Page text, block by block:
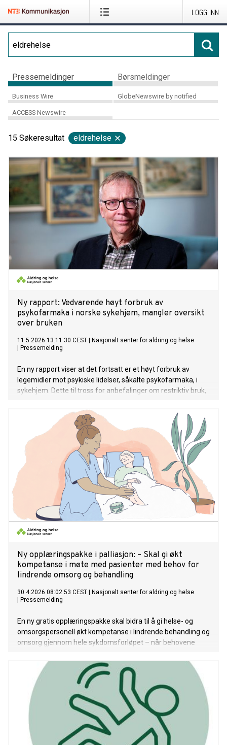
LOGG INN
Pressemeldinger Børsmeldinger
Business Wire GlobeNewswire by notified
ACCESS Newswire
15 Søkeresultat eldrehelse
Ny rapport: Vedvarende høyt forbruk av
psykofarmaka i norske sykehjem, mangler oversikt
over bruken
11.5.2026 13:11:30 CEST
Nasjonalt senter for aldring og helse
Pressemelding
En ny rapport viser at det fortsatt er et høyt forbruk av
legemidler mot psykiske lidelser, såkalte psykofarmaka, i
sykehjem. Dette til tross for anbefalinger om restriktiv bruk,
anbefaler et legemiddelregister for sykehjemspasienter,
noe som mangler i Norge.
Ny opplæringspakke i palliasjon: – Skal gi økt
kompetanse i møte med pasienter med behov for
lindrende omsorg og behandling
30.4.2026 08:02:53 CEST
Nasjonalt senter for aldring og helse
Pressemelding
En ny gratis opplæringspakke skal bidra til å gi helse- og
omsorgspersonell økt kompetanse i lindrende behandling og
omsorg gjennom hele sykdomsforløpet – når behovene